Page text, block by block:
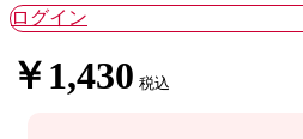
ログイン
￥1,430 税込